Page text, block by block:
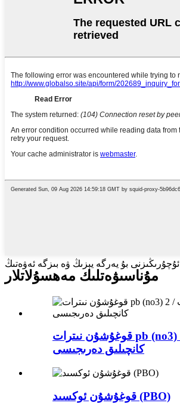
ئۇچۇرىڭىزنى بۇ يەرگە يېزىڭ ۋە بىزگە ئەۋەتىڭ
مۇناسىۋەتلىك مەھسۇلاتلار
قوغۇشۇن نىترات pb (no3) 2 سانائەت /
كانچىلىق دەرىجىسى
قوغۇشۇن ئوكسىد (PBO)